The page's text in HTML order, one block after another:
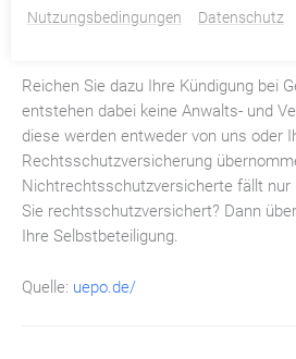
ordentliche möglich. Qualifizierte
Reichen Sie dazu Ihre Kündigung bei
entstehen dabei keine Anwalts- und
diese werden entweder von uns oder
Rechtsschutzversicherung
Nichtrechtsschutzversicherte fällt nur
Sie rechtsschutzversichert? Dann
Ihre Selbstbeteiligung.
Quelle: uepo.de/
Nutzungsbedingungen Datenschutz